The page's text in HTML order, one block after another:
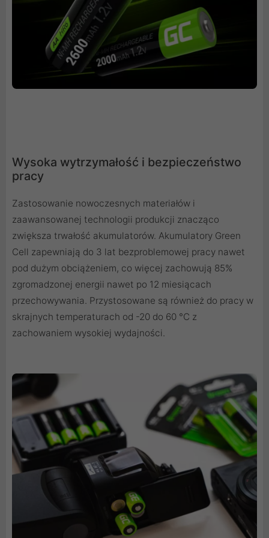
Wysoka wytrzymałość i bezpieczeństwo
pracy
Zastosowanie nowoczesnych materiałów i
zaawansowanej technologii produkcji znacząco
zwiększa trwałość akumulatorów. Akumulatory Green
Cell zapewniają do 3 lat bezproblemowej pracy nawet
pod dużym obciążeniem, co więcej zachowują 85%
zgromadzonej energii nawet po 12 miesiącach
przechowywania. Przystosowane są również do pracy w
skrajnych temperaturach od -20 do 60 °C z
zachowaniem wysokiej wydajności.